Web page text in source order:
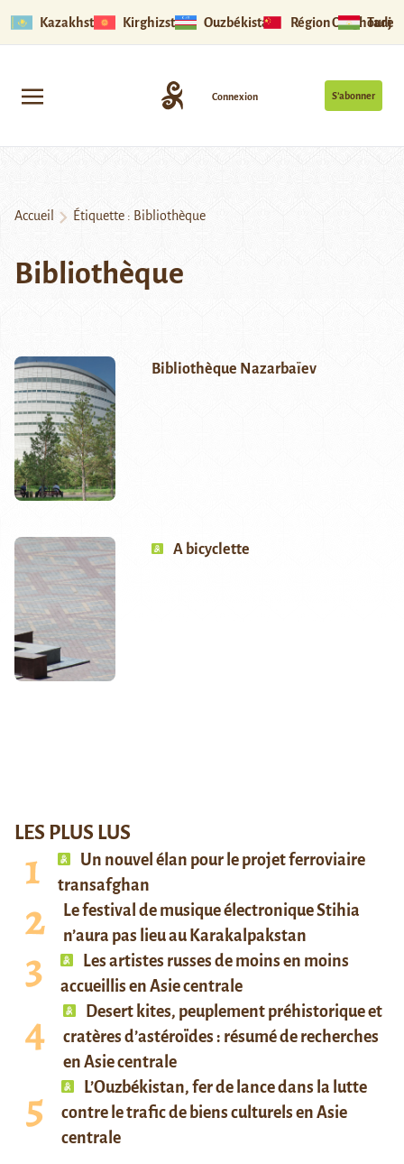
Kazakhstan Kirghizstan Ouzbékistan Région Ouïghoure
S’abonner
Connexion
Accueil Étiquette : Bibliothèque
Bibliothèque
Bibliothèque Nazarbaïev
A bicyclette
LES PLUS LUS
Un nouvel élan pour le projet ferroviaire
transafghan
Le festival de musique électronique Stihia
n’aura pas lieu au Karakalpakstan
Les artistes russes de moins en moins
accueillis en Asie centrale
Desert kites, peuplement préhistorique et
cratères d’astéroïdes : résumé de recherches
en Asie centrale
L’Ouzbékistan, fer de lance dans la lutte
contre le trafic de biens culturels en Asie
centrale